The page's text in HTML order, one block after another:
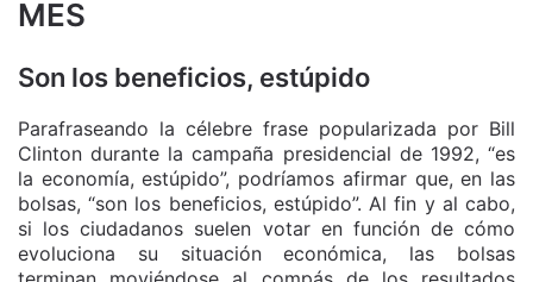
MES
Son los beneficios, estúpido
Parafraseando la célebre frase popularizada por Bill
Clinton durante la campaña presidencial de 1992, “es
la economía, estúpido”, podríamos afirmar que, en las
bolsas, “son los beneficios, estúpido”. Al fin y al cabo,
si los ciudadanos suelen votar en función de cómo
evoluciona su situación económica, las bolsas